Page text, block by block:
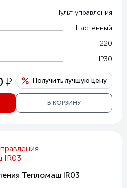
Пульт управления
Настенный
220
IP30
у Получить лучшую цену
В КОРЗИНУ
Тепломаш IR03